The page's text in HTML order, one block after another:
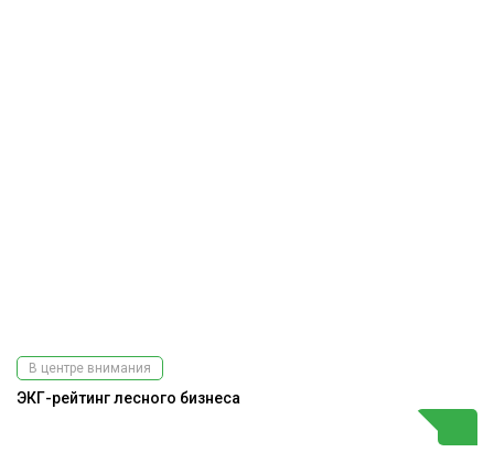
В центре внимания
ЭКГ-рейтинг лесного бизнеса